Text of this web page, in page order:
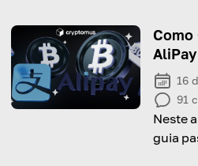
AliPay
16
91
Neste
guia